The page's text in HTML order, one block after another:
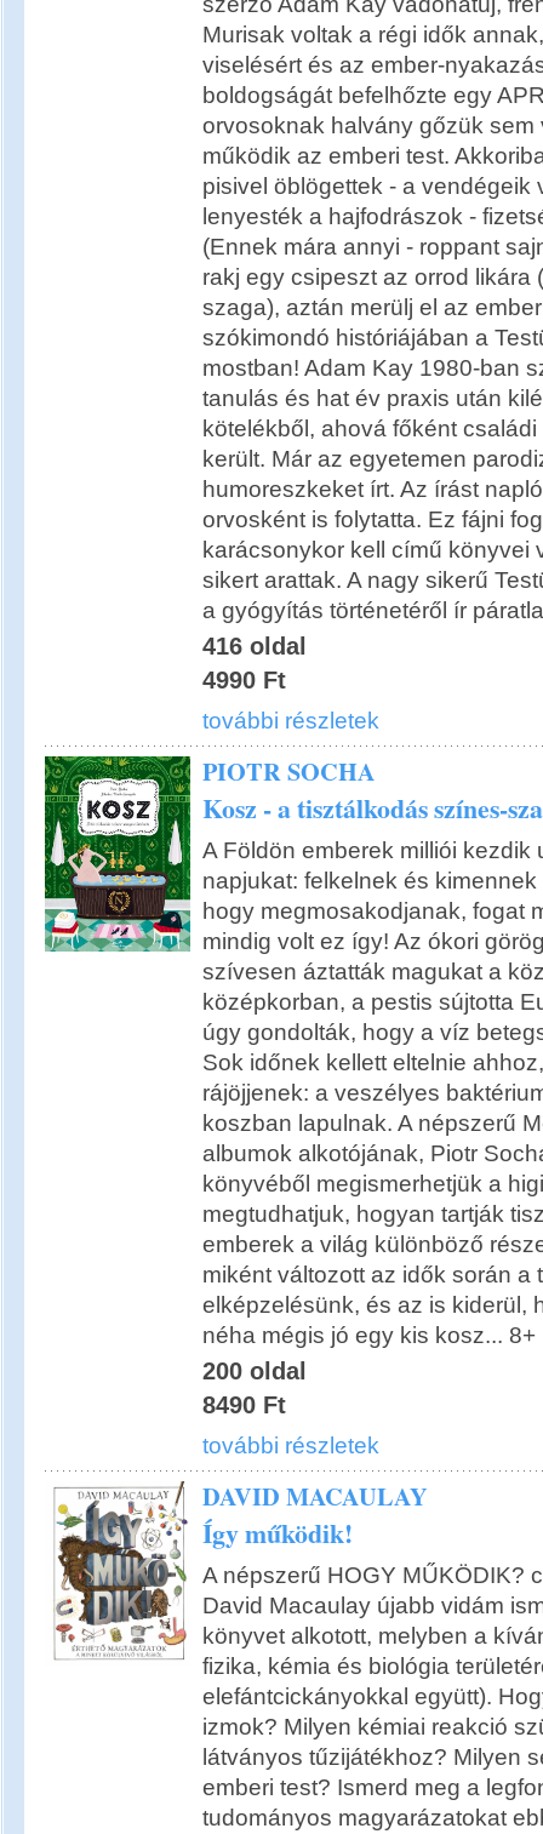
Murisak voltak a régi idők
viselésért és az ember-
boldogságát befelhőzte egy
orvosoknak halvány gőzük sem
működik az emberi test.
pisivel öblögettek - a vendégeik
lenyesték a hajfodrászok -
(Ennek mára annyi - roppant
rakj egy csipeszt az orrod likára
szaga), aztán merülj el az
szókimondó históriájában a
mostban! Adam Kay 1980-ban
tanulás és hat év praxis után
kötelékből, ahová főként
került. Már az egyetemen
humoreszkeket írt. Az írást
orvosként is folytatta. Ez fájni
karácsonykor kell című könyvei
sikert arattak. A nagy sikerű
a gyógyítás történetéről ír
416 oldal
4990 Ft
további részletek
PIOTR SOCHA
Kosz - a tisztálkodás színes-
A Földön emberek milliói kezdik
napjukat: felkelnek és
hogy megmosakodjanak, fogat
mindig volt ez így! Az ókori
szívesen áztatták magukat a
középkorban, a pestis sújtotta
úgy gondolták, hogy a víz
Sok időnek kellett eltelnie
rájöjjenek: a veszélyes
koszban lapulnak. A népszerű
albumok alkotójának, Piotr
könyvéből megismerhetjük a
megtudhatjuk, hogyan tartják
emberek a világ különböző
miként változott az idők során a
elképzelésünk, és az is kiderül,
néha mégis jó egy kis kosz... 8+
200 oldal
8490 Ft
további részletek
DAVID MACAULAY
Így működik!
A népszerű HOGY MŰKÖDIK?
David Macaulay újabb vidám
könyvet alkotott, melyben a
fizika, kémia és biológia
elefántcickányokkal együtt).
izmok? Milyen kémiai reakció
látványos tűzijátékhoz? Milyen
emberi test? Ismerd meg a
tudományos magyarázatokat